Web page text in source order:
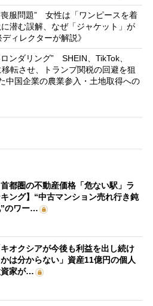
服問題” 女性は「ワンピースを着
潜む誤解、なぜ「ジャケット」が
ィレクターが解説》
ンダリング” SHEIN、TikTok、
転させ、トランプ関税の回避を狙
国企業の農業参入・土地取得への
首都圏の不動産価格「危ない駅」ラ
ング】“中古マンション売れ行き鈍
のワー…
キオクシアが今後も利益を出し続け
は分からない」資産11億円の個人
家が…